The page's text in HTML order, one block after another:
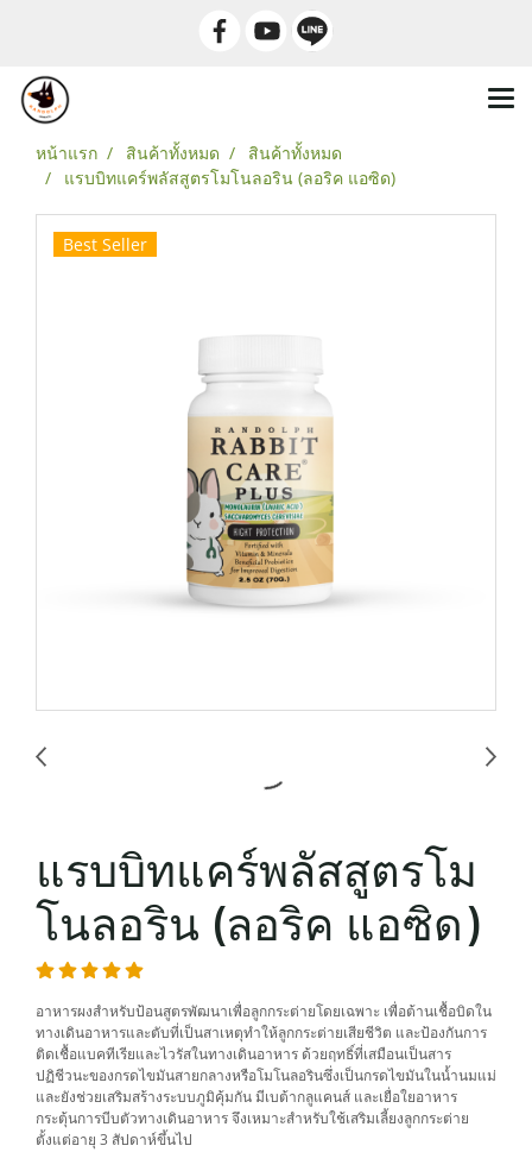
หน้าแรก สินค้าทั้งหมด
สินค้าทั้งหมด
แรบบิทแคร์พลัสสูตรโมโนลอริน (ลอริค แอซิด)
Best Seller
แรบบิทแคร์พลัสสูตรโม
โนลอริน (ลอริค แอซิด)
อาหารผงสำหรับป้อนสูตรพัฒนาเพื่อลูกกระต่ายโดยเฉพาะ เพื่อต้านเชื้อบิดใน
ทางเดินอาหารและตับที่เป็นสาเหตุทำให้ลูกกระต่ายเสียชีวิต และป้องกันการ
ติดเชื้อแบคทีเรียและไวรัสในทางเดินอาหาร ด้วยฤทธิ์ที่เสมือนเป็นสาร
ปฏิชีวนะของกรดไขมันสายกลางหรือโมโนลอรินซึ่งเป็นกรดไขมันในน้ำนมแม่
และยังช่วยเสริมสร้างระบบภูมิคุ้มกัน มีเบต้ากลูแคนส์ และเยื่อใยอาหาร
กระตุ้นการบีบตัวทางเดินอาหาร จึงเหมาะสำหรับใช้เสริมเลี้ยงลูกกระต่าย
ตั้งแต่อายุ 3 สัปดาห์ขึ้นไป